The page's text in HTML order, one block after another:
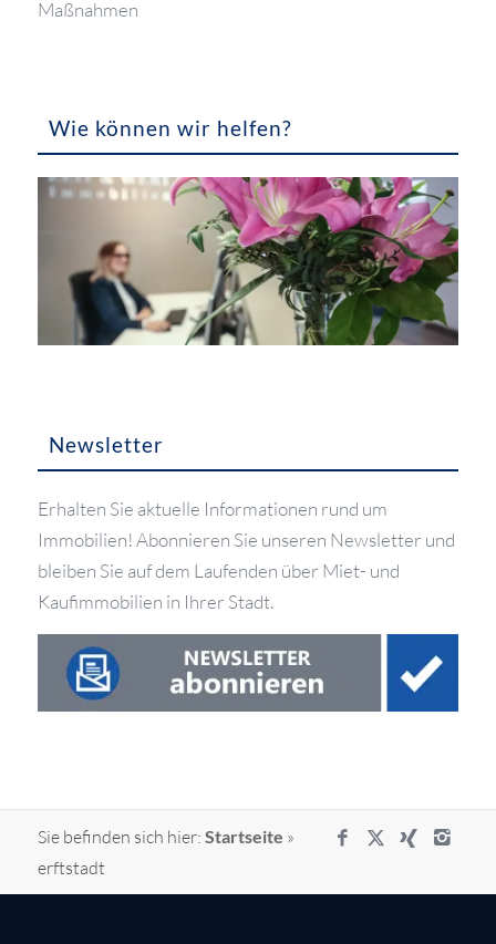
Maßnahmen
Wie können wir helfen?
Newsletter
Erhalten Sie aktuelle Informationen rund um
Immobilien! Abonnieren Sie unseren Newsletter und
bleiben Sie auf dem Laufenden über Miet- und
Kaufimmobilien in Ihrer Stadt.
Sie befinden sich hier: Startseite »
erftstadt